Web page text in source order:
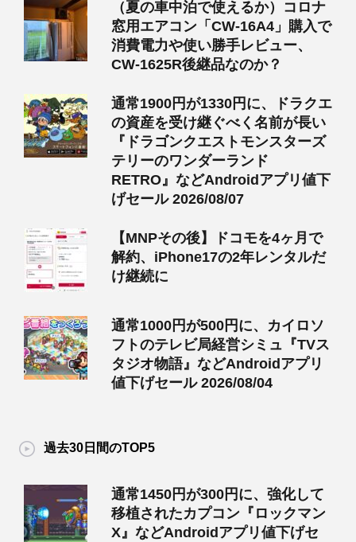
（夏の車中泊で使えるか）コロナ
窓用エアコン「CW-16A4」購入で
消費電力や使い勝手レビュー、
CW-1625R後継品なのか？
通常1900円が1330円に、ドラクエ
の資産を受け継ぐべく名前が長い
『ドラゴンクエストモンスターズ
テリーのワンダーランド
RETRO』などAndroidアプリ値下
げセール 2026/08/07
【MNPその後】ドコモを4ヶ月で
解約、iPhone17の2年レンタルだ
け継続に
通常1000円が500円に、カイロソ
フトのテレビ局経営シミュ『TVス
タジオ物語』などAndroidアプリ
値下げセール 2026/08/04
過去30日間のTOP5
通常1450円が300円に、強化して
移植されたカプコン『ロックマン
X』などAndroidアプリ値下げセ